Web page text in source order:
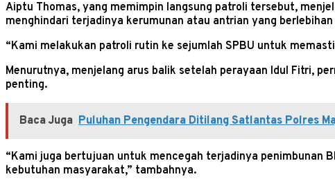
Aiptu Thomas, yang memimpin langsung patroli tersebut,
menghindari terjadinya kerumunan atau antrian yang berlebihan
“Kami melakukan patroli rutin ke sejumlah SPBU untuk
Menurutnya, menjelang arus balik setelah perayaan Idul Fitri,
penting.
Baca Juga Puluhan Pengendara Ditilang Satlantas Polres
“Kami juga bertujuan untuk mencegah terjadinya penimbunan
kebutuhan masyarakat,” tambahnya.